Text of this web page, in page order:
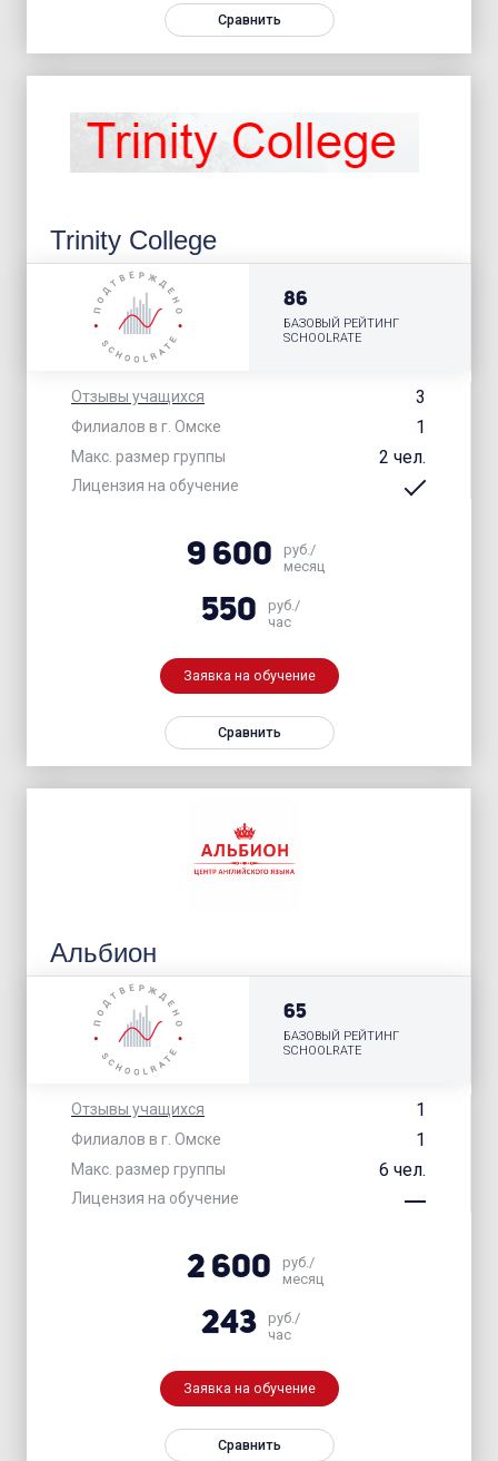
Сравнить
Trinity College
Отзывы учащихся 3
Филиалов в г. Омске 1
Макс. размер группы 2 чел.
Лицензия на обучение
86
БАЗОВЫЙ РЕЙТИНГ
SCHOOLRATE
9 600
руб./
месяц
550
руб./
час
Заявка на обучение
Сравнить
Альбион
Отзывы учащихся 1
Филиалов в г. Омске 1
Макс. размер группы 6 чел.
Лицензия на обучение
65
БАЗОВЫЙ РЕЙТИНГ
SCHOOLRATE
2 600
руб./
месяц
243
руб./
час
Заявка на обучение
Сравнить